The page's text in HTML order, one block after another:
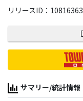
リリースID： 10816363
サマリー/統計情報